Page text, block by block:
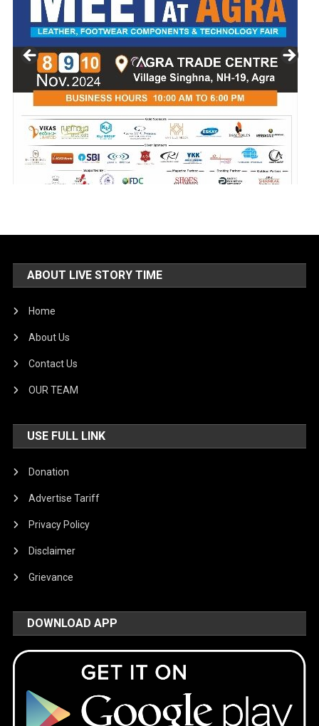
ABOUT LIVE STORY TIME
Home
About Us
Contact Us
OUR TEAM
USE FULL LINK
Donation
Advertise Tariff
Privacy Policy
Disclaimer
Grievance
DOWNLOAD APP